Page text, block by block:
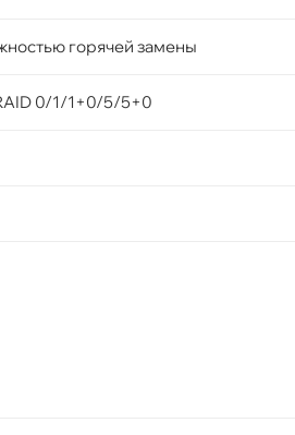
горячей замены
0/1/1+0/5/5+0